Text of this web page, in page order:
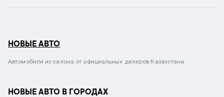
НОВЫЕ АВТО
Автомобили из салона от официальных дилеров Казахстана.
НОВЫЕ АВТО В ГОРОДАХ